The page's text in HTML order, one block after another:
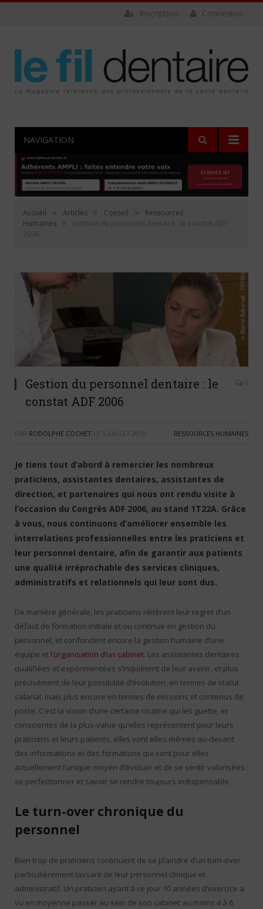
Connexion
Inscription
NAVIGATION
Accueil » Articles » Conseil »
Ressources
Humaines
»
Gestion du personnel dentaire : le constat ADF
2006
Gestion du personnel dentaire : le
constat ADF 2006
0
PAR RODOLPHE COCHET LE 5 JUILLET 2010 RESSOURCES HUMAINES
Je tiens tout d’abord à remercier les nombreux
praticiens, assistantes dentaires, assistantes de
direction, et partenaires qui nous ont rendu visite à
l’occasion du Congrès ADF 2006, au stand 1T22A. Grâce
à vous, nous continuons d’améliorer ensemble les
interrelations professionnelles entre les praticiens et
leur personnel dentaire, afin de garantir aux patients
une qualité irréprochable des services cliniques,
administratifs et relationnels qui leur sont dus.
De manière générale, les praticiens réitèrent leur regret d’un
défaut de formation initiale et ou continue en gestion du
personnel, et confondent encore la gestion humaine d’une
équipe et l’organisation d’un cabinet. Les assistantes dentaires
qualifiées et expérimentées s’inquiètent de leur avenir, et plus
précisément de leur possibilité d’évolution, en termes de statut
salarial, mais plus encore en termes de missions et contenus de
poste. C’est la vision d’une certaine routine qui les guette, et
conscientes de la plus-value qu’elles représentent pour leurs
praticiens et leurs patients, elles vont elles-mêmes au-devant
des informations et des formations qui sont pour elles
actuellement l’unique moyen d’évoluer et de se sentir valorisées :
se perfectionner et savoir se rendre toujours indispensable.
Le turn-over chronique du
personnel
Bien trop de praticiens continuent de se plaindre d’un turn-over
particulièrement lassant de leur personnel clinique et
administratif. Un praticien ayant à ce jour 10 années d’exercice a
vu en moyenne passer au sein de son cabinet au moins 4 à 6